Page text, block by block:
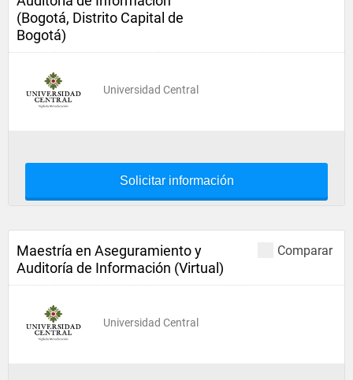
(Bogotá, Distrito Capital de
Bogotá)
Universidad Central
Solicitar información
Comparar
Maestría en Aseguramiento y
Auditoría de Información (Virtual)
Universidad Central